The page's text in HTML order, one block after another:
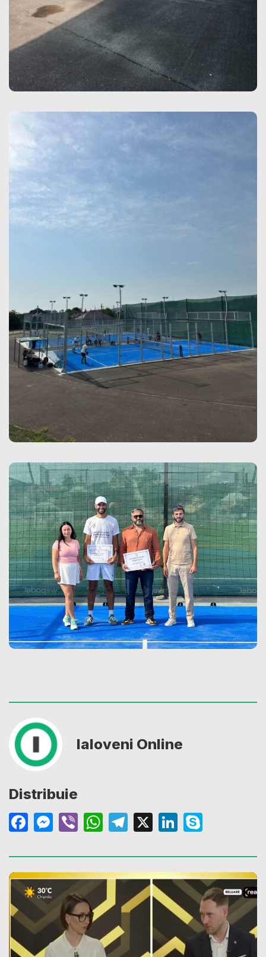
Ialoveni Online
Distribuie
Facebook
Messenger
ViberWhatsApp
Telegram
X LinkedIn